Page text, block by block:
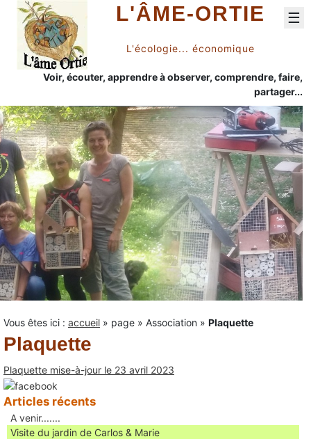
L'ÂME-ORTIE
L'écologie... économique
Voir, écouter, apprendre à observer, comprendre, faire,
partager...
☰
Vous êtes ici : accueil » page » Association » Plaquette
Plaquette
Plaquette mise-à-jour le 23 avril 2023
Articles récents
A venir.......
Visite du jardin de Carlos & Marie